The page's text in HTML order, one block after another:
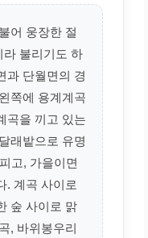
어 웅장한 절
라 불리기도 하
과 단월면의 경
쪽에 용계계곡
곡을 끼고 있는
래밭으로 유명
고, 가을이면
. 계곡 사이로
숲 사이로 맑
, 바위봉우리